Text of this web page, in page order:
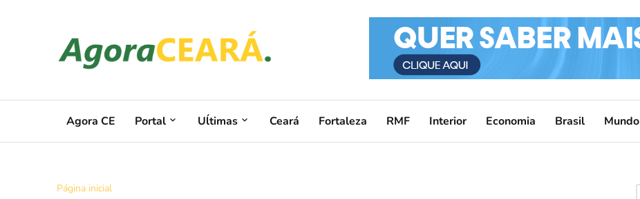
Agora CE Portal Uĺtimas Ceará Fortaleza RMF Interior Economia Brasil Mundo
Página inicial